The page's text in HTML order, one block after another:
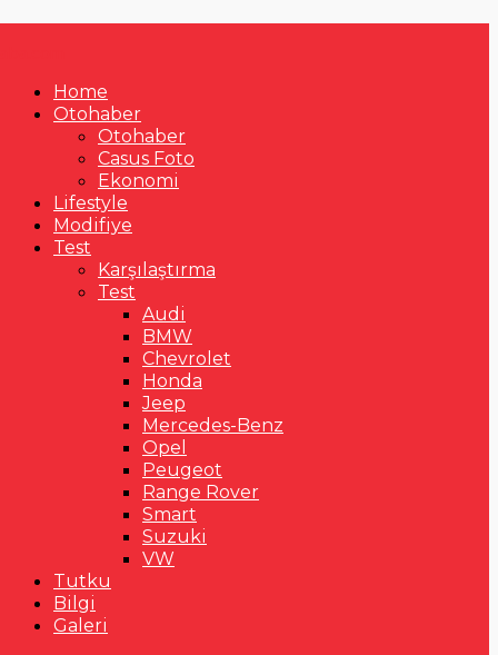
Home
Otohaber
Otohaber
Casus Foto
Ekonomi
Lifestyle
Modifiye
Test
Karşılaştırma
Test
Audi
BMW
Chevrolet
Honda
Jeep
Mercedes-Benz
Opel
Peugeot
Range Rover
Smart
Suzuki
VW
Tutku
Bilgi
Galeri